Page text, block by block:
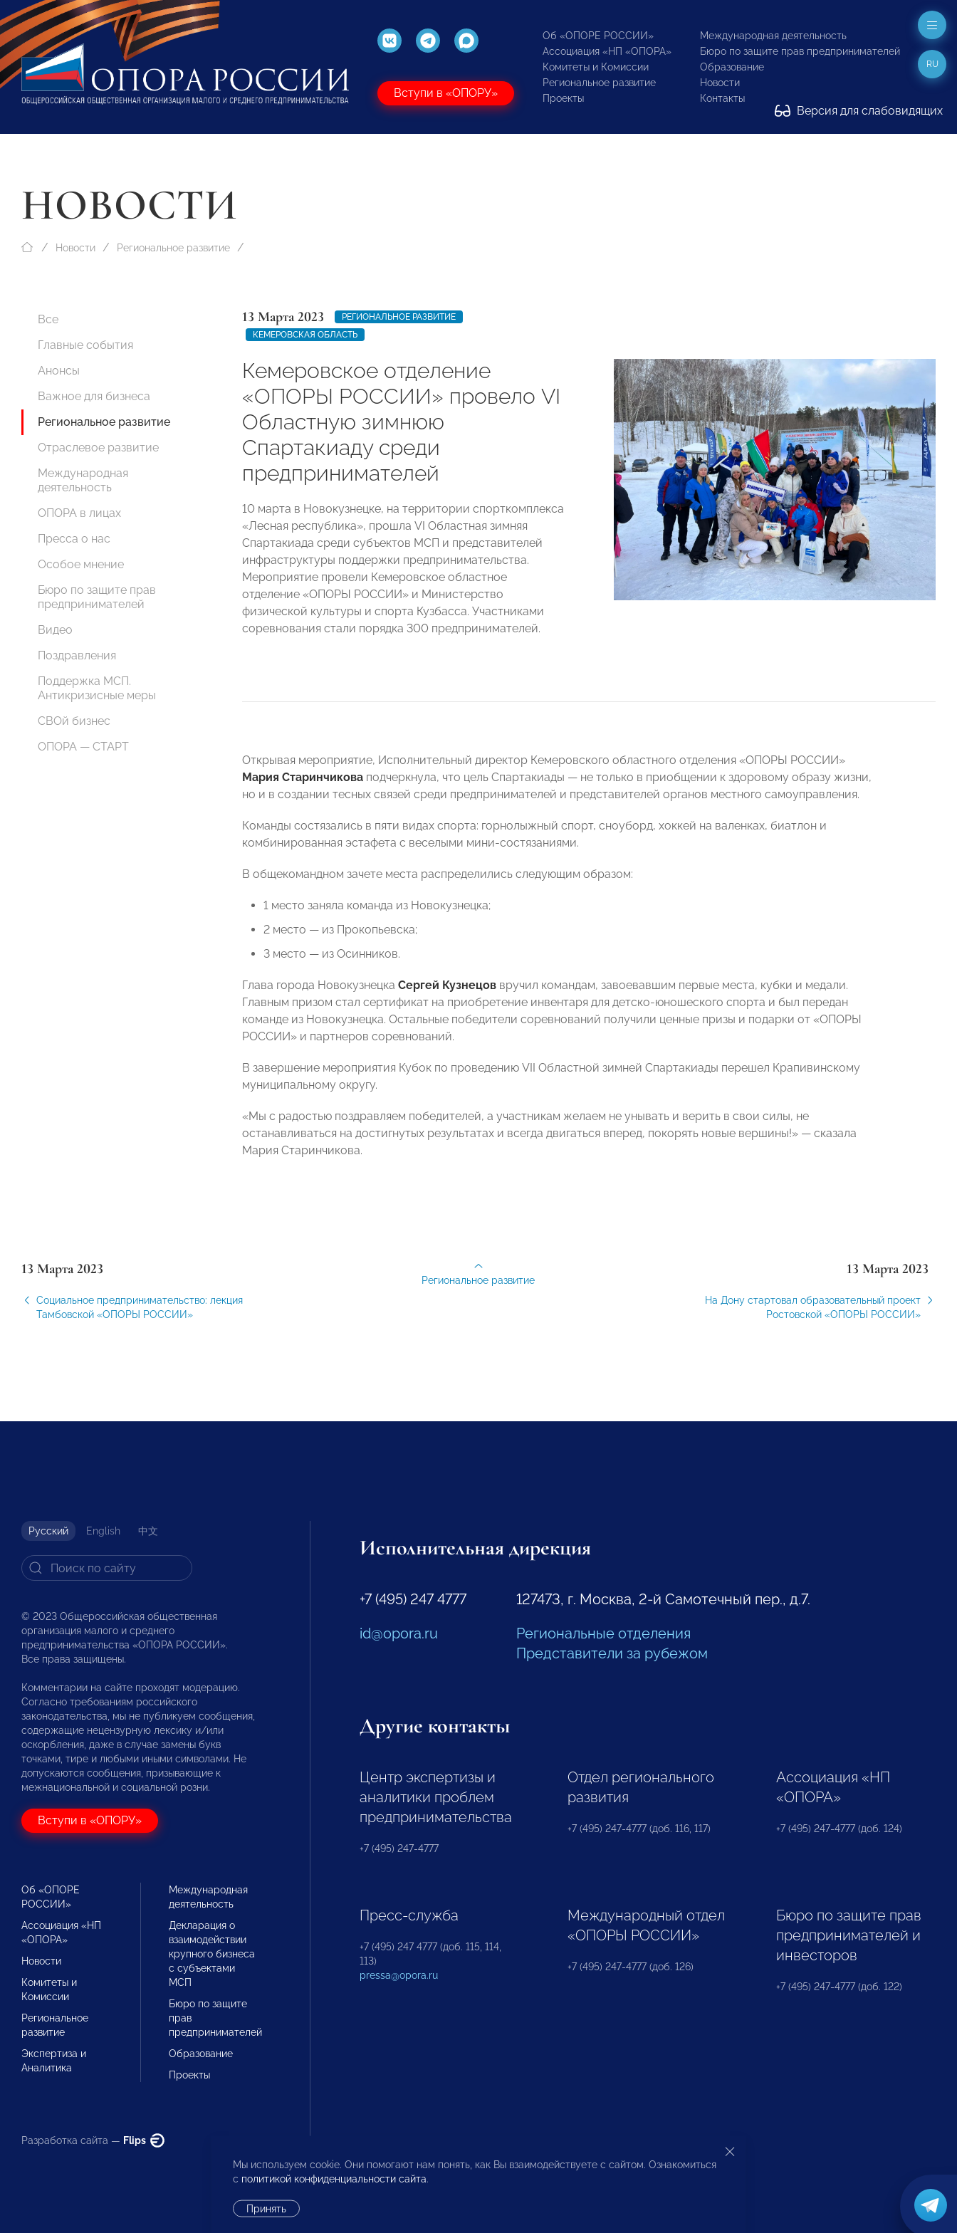
Вступи в «ОПОРУ»
Об «ОПОРЕ РОССИИ»
Ассоциация «НП «ОПОРА»
Комитеты и Комиссии
Региональное развитие
Проекты
Международная деятельность
Бюро по защите прав предпринимателей
Образование
Новости
Контакты
Версия для слабовидящих
RU
НОВОСТИ
Новости Региональное развитие
Все
Главные события
Анонсы
Важное для бизнеса
Региональное развитие
Отраслевое развитие
Международная
деятельность
ОПОРА в лицах
Пресса о нас
Особое мнение
Бюро по защите прав
предпринимателей
Видео
Поздравления
Поддержка МСП.
Антикризисные меры
СВОй бизнес
ОПОРА — СТАРТ
13 Марта 2023
РЕГИОНАЛЬНОЕ РАЗВИТИЕ
КЕМЕРОВСКАЯ ОБЛАСТЬ
Кемеровское отделение
«ОПОРЫ РОССИИ» провело VI
Областную зимнюю
Спартакиаду среди
предпринимателей
10 марта в Новокузнецке, на территории спорткомплекса
«Лесная республика», прошла VI Областная зимняя
Спартакиада среди субъектов МСП и представителей
инфраструктуры поддержки предпринимательства.
Мероприятие провели Кемеровское областное
отделение «ОПОРЫ РОССИИ» и Министерство
физической культуры и спорта Кузбасса. Участниками
соревнования стали порядка 300 предпринимателей.
Открывая мероприятие, Исполнительный директор Кемеровского областного отделения «ОПОРЫ РОССИИ»
Мария Старинчикова подчеркнула, что цель Спартакиады — не только в приобщении к здоровому образу жизни,
но и в создании тесных связей среди предпринимателей и представителей органов местного самоуправления.
Команды состязались в пяти видах спорта: горнолыжный спорт, сноуборд, хоккей на валенках, биатлон и
комбинированная эстафета с веселыми мини-состязаниями.
В общекомандном зачете места распределились следующим образом:
1 место заняла команда из Новокузнецка;
2 место — из Прокопьевска;
3 место — из Осинников.
Глава города Новокузнецка Сергей Кузнецов вручил командам, завоевавшим первые места, кубки и медали.
Главным призом стал сертификат на приобретение инвентаря для детско-юношеского спорта и был передан
команде из Новокузнецка. Остальные победители соревнований получили ценные призы и подарки от «ОПОРЫ
РОССИИ» и партнеров соревнований.
В завершение мероприятия Кубок по проведению VII Областной зимней Спартакиады перешел Крапивинскому
муниципальному округу.
«Мы с радостью поздравляем победителей, а участникам желаем не унывать и верить в свои силы, не
останавливаться на достигнутых результатах и всегда двигаться вперед, покорять новые вершины!» — сказала
Мария Старинчикова.
13 Марта 2023
Социальное предпринимательство: лекция
Тамбовской «ОПОРЫ РОССИИ»
13 Марта 2023
На Дону стартовал образовательный проект
Ростовской «ОПОРЫ РОССИИ»
Региональное развитие
Русский English 中文
© 2023 Общероссийская общественная
организация малого и среднего
предпринимательства «ОПОРА РОССИИ».
Все права защищены.
Комментарии на сайте проходят модерацию.
Согласно требованиям российского
законодательства, мы не публикуем сообщения,
содержащие нецензурную лексику и/или
оскорбления, даже в случае замены букв
точками, тире и любыми иными символами. Не
допускаются сообщения, призывающие к
межнациональной и социальной розни.
Вступи в «ОПОРУ»
Об «ОПОРЕ
РОССИИ»
Ассоциация «НП
«ОПОРА»
Новости
Комитеты и
Комиссии
Региональное
развитие
Экспертиза и
Аналитика
Международная
деятельность
Декларация о
взаимодействии
крупного бизнеса
с субъектами
МСП
Бюро по защите
прав
предпринимателей
Образование
Проекты
Разработка сайта — Flips
Исполнительная дирекция
+7 (495) 247 4777
id@opora.ru
127473, г. Москва, 2-й Самотечный пер., д.7.
Региональные отделения
Представители за рубежом
Другие контакты
Центр экспертизы и
аналитики проблем
предпринимательства
+7 (495) 247-4777
Отдел регионального
развития
+7 (495) 247-4777 (доб. 116, 117)
Ассоциация «НП
«ОПОРА»
+7 (495) 247-4777 (доб. 124)
Пресс-служба
+7 (495) 247 4777 (доб. 115, 114,
113)
pressa@opora.ru
Международный отдел
«ОПОРЫ РОССИИ»
+7 (495) 247-4777 (доб. 126)
Бюро по защите прав
предпринимателей и
инвесторов
+7 (495) 247-4777 (доб. 122)
Мы используем cookie. Они помогают нам понять, как Вы взаимодействуете с сайтом. Ознакомиться
с политикой конфиденциальности сайта.
Принять